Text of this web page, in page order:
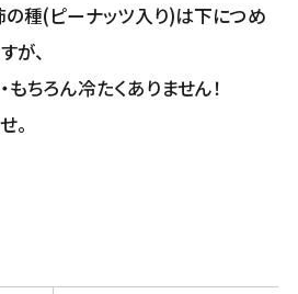
種(ピーナッツ入り)は下につめ
が、
もちろん冷たくありません！
。